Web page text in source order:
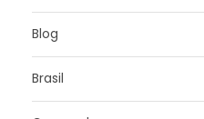
Blog
Brasil